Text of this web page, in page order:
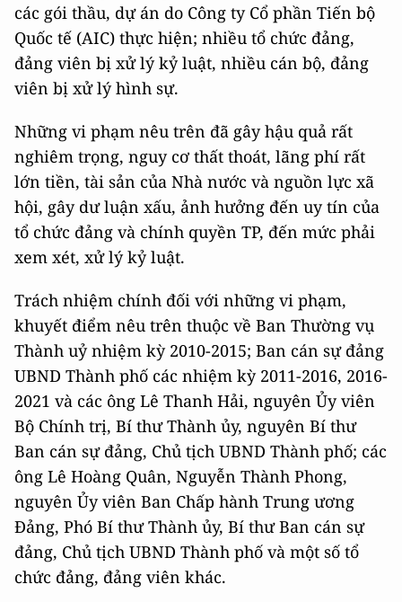
các gói thầu, dự án do Công ty Cổ phần Tiến bộ
Quốc tế (AIC) thực hiện; nhiều tổ chức đảng,
đảng viên bị xử lý kỷ luật, nhiều cán bộ, đảng
viên bị xử lý hình sự.
Những vi phạm nêu trên đã gây hậu quả rất
nghiêm trọng, nguy cơ thất thoát, lãng phí rất
lớn tiền, tài sản của Nhà nước và nguồn lực xã
hội, gây dư luận xấu, ảnh hưởng đến uy tín của
tổ chức đảng và chính quyền TP, đến mức phải
xem xét, xử lý kỷ luật.
Trách nhiệm chính đối với những vi phạm,
khuyết điểm nêu trên thuộc về Ban Thường vụ
Thành uỷ nhiệm kỳ 2010-2015; Ban cán sự đảng
UBND Thành phố các nhiệm kỳ 2011-2016, 2016-
2021 và các ông Lê Thanh Hải, nguyên Ủy viên
Bộ Chính trị, Bí thư Thành ủy, nguyên Bí thư
Ban cán sự đảng, Chủ tịch UBND Thành phố; các
ông Lê Hoàng Quân, Nguyễn Thành Phong,
nguyên Ủy viên Ban Chấp hành Trung ương
Đảng, Phó Bí thư Thành ủy, Bí thư Ban cán sự
đảng, Chủ tịch UBND Thành phố và một số tổ
chức đảng, đảng viên khác.